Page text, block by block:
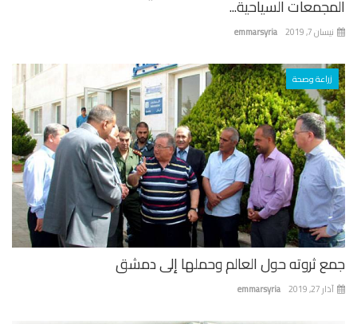
السياحية...
emmarsyria 7, 2019
زراعة وصحة
ثروته حول العالم وحملها إلى دمشق
emmarsyria 27, 2019